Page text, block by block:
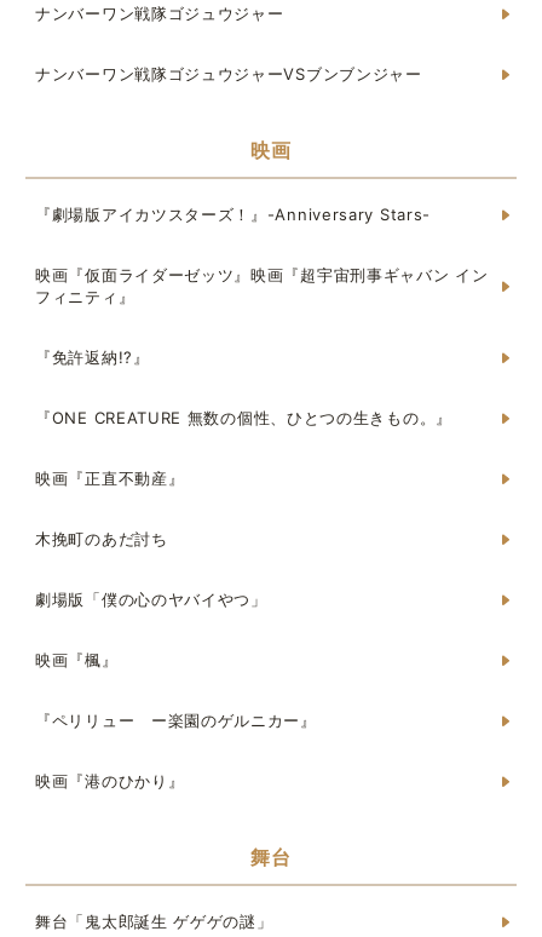
ナンバーワン戦隊ゴジュウジャー
ナンバーワン戦隊ゴジュウジャーVSブンブンジャー
映画
『劇場版アイカツスターズ！』-Anniversary Stars-
映画『仮面ライダーゼッツ』映画『超宇宙刑事ギャバン イン
フィニティ』
『免許返納!?』
『ONE CREATURE 無数の個性、ひとつの生きもの。』
映画『正直不動産』
木挽町のあだ討ち
劇場版「僕の心のヤバイやつ」
映画『楓』
『ペリリュー ー楽園のゲルニカー』
映画『港のひかり』
舞台
舞台「鬼太郎誕生 ゲゲゲの謎」